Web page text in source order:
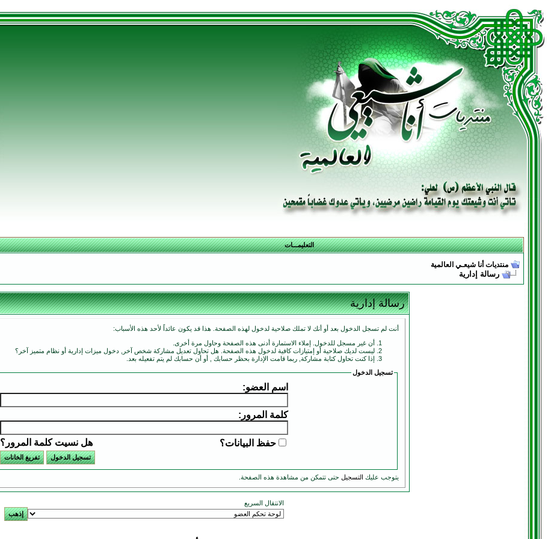
التعليمـــات
منتديات أنا شيعـي العالمية
رسالة إدارية
رسالة إدارية
أنت لم تسجل الدخول بعد أو أنك لا تملك صلاحية لدخول لهذه الصفحة. هذا قد يكون عائداً لأحد هذه الأسباب:
أن غير مسجل للدخول. إملاء الاستمارة أدنى هذه الصفحة وحاول مرة أخرى.
ليست لديك صلاحية أو إمتيازات كافية لدخول هذه الصفحة. هل تحاول تعديل مشاركة شخص آخر, دخول ميزات إدارية أو نظام متميز آخر؟
إذا كنت تحاول كتابة مشاركة, ربما قامت الإدارة بحظر حسابك , أو أن حسابك لم يتم تفعيله بعد.
تسجيل الدخول
اسم العضو:
كلمة المرور:
هل نسيت كلمة المرور؟ حفظ البيانات؟
يتوجب عليك التسجيل حتى تتمكن من مشاهدة هذه الصفحة.
الانتقال السريع